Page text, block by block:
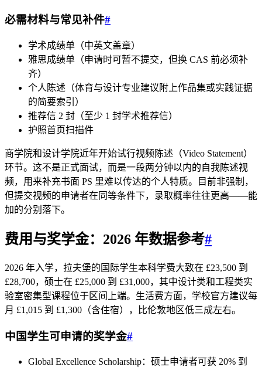
必需材料与常见补件#
学术成绩单（中英文盖章）
雅思成绩单（申请时可暂不提交，但换 CAS 前必须补
齐）
个人陈述（体育与设计专业建议附上作品集或实践证据
的简要索引）
推荐信 2 封（至少 1 封学术推荐信）
护照首页扫描件
商学院和设计学院近年开始试行视频陈述（Video Statement）
环节。这不是正式面试，而是一段两分钟以内的自我陈述视
频，用来补充书面 PS 里难以传达的个人特质。目前非强制，
但提交视频的申请者在同等条件下，录取概率往往更高——能
加的分别落下。
费用与奖学金：2026 年数据参考#
2026 年入学，拉夫堡的国际学生本科学费大致在 £23,500 到
£28,700，硕士在 £25,000 到 £31,000，其中设计类和工程类实
验室密集型课程位于区间上端。生活费方面，学校官方建议每
月 £1,015 到 £1,300（含住宿），比伦敦地区低三成左右。
中国学生可申请的奖学金#
Global Excellence Scholarship：硕士申请者可获 20% 到